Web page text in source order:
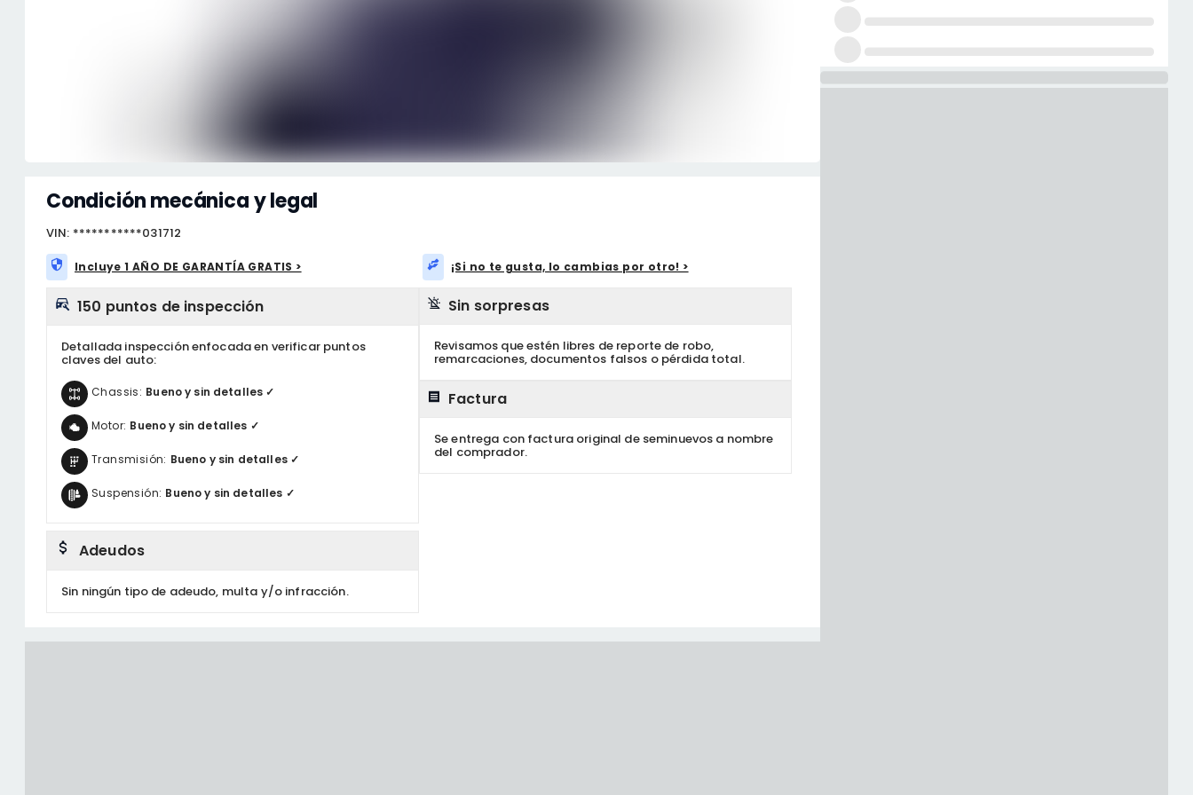
Condición mecánica y legal
VIN: ***********031712
Incluye 1 AÑO DE GARANTÍA GRATIS > ¡Si no te gusta, lo cambias por otro! >
150 puntos de inspección
Detallada inspección enfocada en verificar puntos
claves del auto:
Chassis: Bueno y sin detalles ✓
Motor: Bueno y sin detalles ✓
Transmisión: Bueno y sin detalles ✓
Suspensión: Bueno y sin detalles ✓
Adeudos
Sin ningún tipo de adeudo, multa y/o infracción.
Sin sorpresas
Revisamos que estén libres de reporte de robo,
remarcaciones, documentos falsos o pérdida total.
Factura
Se entrega con factura original de seminuevos a nombre
del comprador.